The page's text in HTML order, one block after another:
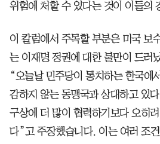
위험에 처할 수 있다는 것이 이들의
이 칼럼에서 주목할 부분은 미국 보
는 이재명 정권에 대한 불만이 드러
“오늘날 민주당이 통치하는 한국에
감하지 않는 동맹국과 상대하고 있
구상에 더 많이 협력하기보다 오히
다”고 주장했습니다. 이는 여러 조